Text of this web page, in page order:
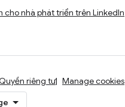
cho nhà phát triển trên LinkedIn
riêng tư Manage cookies